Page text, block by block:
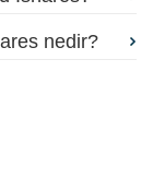
nedir?